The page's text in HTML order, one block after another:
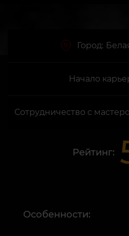
Город:
Начало
Сотрудничество с
Рейтинг:
Особенности: